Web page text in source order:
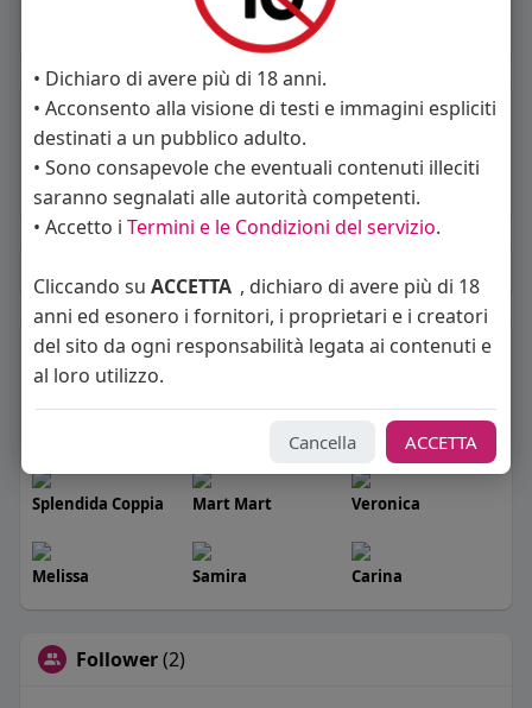
About
Sto cercando: donne
Orientamento sessuale: eterosessuale
Seguiti (49)
Elisa Esposito
Splendida Coppia Mart Mart Veronica
Melissa Samira Carina
Follower(2)
• Dichiaro di avere più di 18 anni.
• Acconsento alla visione di testi e immagini espliciti
destinati a un pubblico adulto.
• Sono consapevole che eventuali contenuti illeciti
saranno segnalati alle autorità competenti.
• Accetto i Termini e le Condizioni del servizio.
Cliccando su ACCETTA , dichiaro di avere più di 18
anni ed esonero i fornitori, i proprietari e i creatori
del sito da ogni responsabilità legata ai contenuti e
al loro utilizzo.
Cancella ACCETTA